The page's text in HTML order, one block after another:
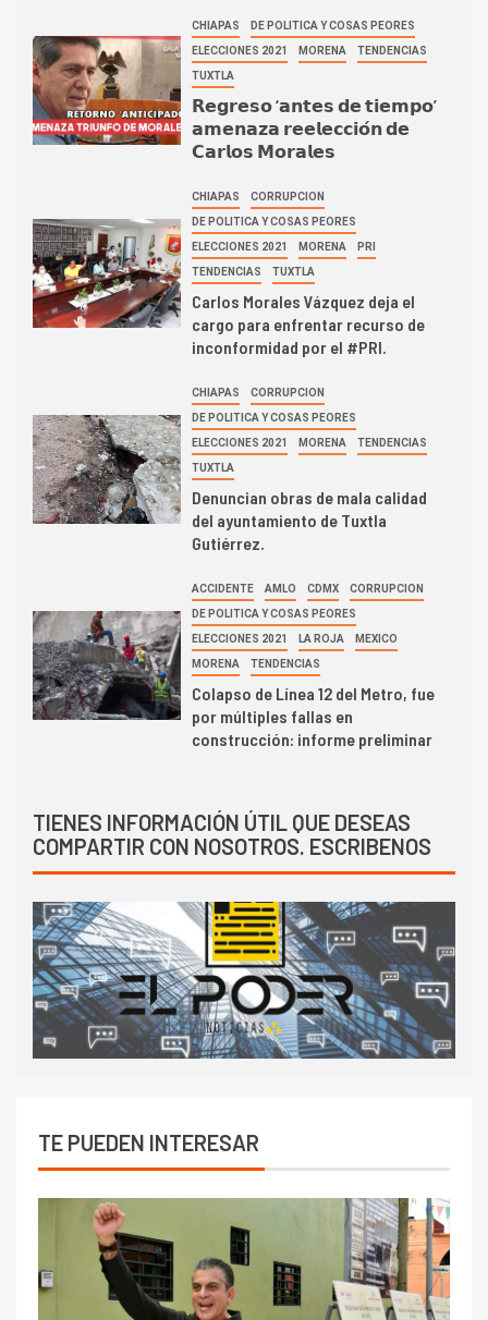
CHIAPAS DE POLITICA Y COSAS PEORES
ELECCIONES 2021 MORENA TENDENCIAS
TUXTLA
𝗥𝗲𝗴𝗿𝗲𝘀𝗼 ‘𝗮𝗻𝘁𝗲𝘀 𝗱𝗲 𝘁𝗶𝗲𝗺𝗽𝗼’
𝗮𝗺𝗲𝗻𝗮𝘇𝗮 𝗿𝗲𝗲𝗹𝗲𝗰𝗰𝗶𝗼́𝗻 𝗱𝗲
𝗖𝗮𝗿𝗹𝗼𝘀 𝗠𝗼𝗿𝗮𝗹𝗲𝘀
CHIAPAS CORRUPCION
DE POLITICA Y COSAS PEORES
ELECCIONES 2021 MORENA PRI
TENDENCIAS TUXTLA
Carlos Morales Vázquez deja el
cargo para enfrentar recurso de
inconformidad por el #PRI.
CHIAPAS CORRUPCION
DE POLITICA Y COSAS PEORES
ELECCIONES 2021 MORENA TENDENCIAS
TUXTLA
Denuncian obras de mala calidad
del ayuntamiento de Tuxtla
Gutiérrez.
ACCIDENTE AMLO CDMX CORRUPCION
DE POLITICA Y COSAS PEORES
ELECCIONES 2021 LA ROJA MEXICO
MORENA TENDENCIAS
Colapso de Línea 12 del Metro, fue
por múltiples fallas en
construcción: informe preliminar
TIENES INFORMACIÓN ÚTIL QUE DESEAS
COMPARTIR CON NOSOTROS. ESCRIBENOS
TE PUEDEN INTERESAR